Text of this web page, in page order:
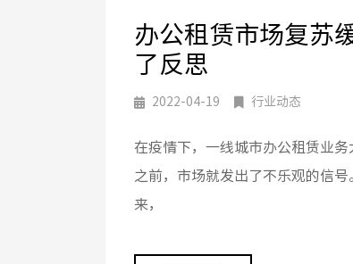
办公租赁市场复苏
了反思
2022-04-19 行业动态
在疫情下，一线城市办公租赁业
之前，市场就发出了不乐观的信
来，